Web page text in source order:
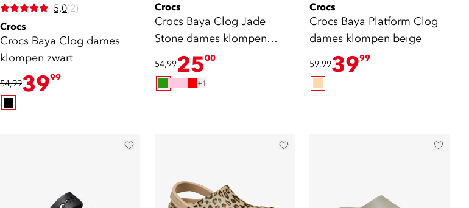
5,0(2)
Crocs
Crocs Baya Clog dames
klompen zwart
54,993999
Crocs
Crocs Baya Clog Jade
Stone dames klompen
groen
54,992500
+1
Crocs
Crocs Baya Platform Clog
dames klompen beige
59,993999